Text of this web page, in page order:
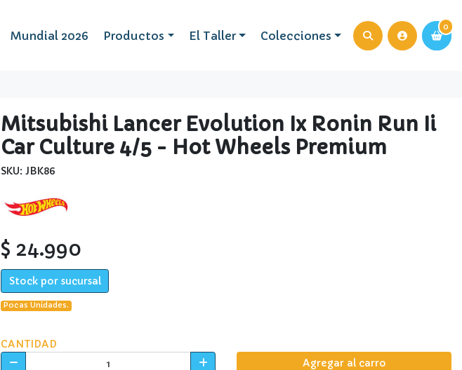
0
Mundial 2026 Productos El Taller Colecciones
0
Mitsubishi Lancer Evolution Ix Ronin Run Ii
Car Culture 4/5 - Hot Wheels Premium
SKU: JBK86
$ 24.990
Stock por sucursal
Pocas Unidades.
CANTIDAD
Agregar al carro